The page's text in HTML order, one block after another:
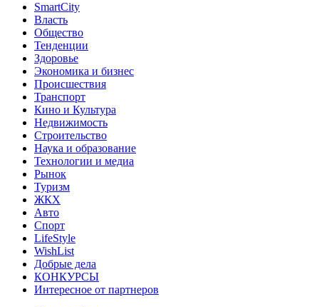
SmartCity
Власть
Общество
Тенденции
Здоровье
Экономика и бизнес
Происшествия
Транспорт
Кино и Культура
Недвижимость
Строительство
Наука и образование
Технологии и медиа
Рынок
Туризм
ЖКХ
Авто
Спорт
LifeStyle
WishList
Добрые дела
КОНКУРСЫ
Интересное от партнеров